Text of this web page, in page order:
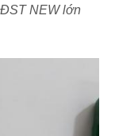
NEW lớn